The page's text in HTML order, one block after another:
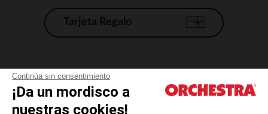
Continúa sin consentimiento
¡Da un mordisco a
nuestras cookies!
Tarjeta Regalo
Condiciones generales de venta
Aviso Legal
*Condiciones de las ofertas actuales